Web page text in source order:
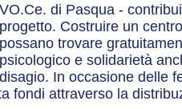
VO.Ce. di Pasqua -
progetto. Costruire un
possano trovare
psicologico e solidarietà
disagio. In occasione delle
fondi attraverso la